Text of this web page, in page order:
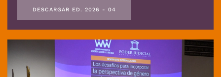
DESCARGAR ED. 2026 - 04